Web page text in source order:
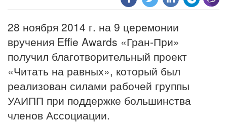
28 ноября 2014 г. на 9 церемонии
вручения Effie Awards «Гран-При»
получил благотворительный проект
«Читать на равных», который был
реализован силами рабочей группы
УАИПП при поддержке большинства
членов Ассоциации.